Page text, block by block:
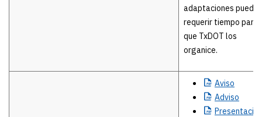
adaptaciones pueden
requerir tiempo para
que TxDOT los
organice.
Aviso
Adviso
Presentación